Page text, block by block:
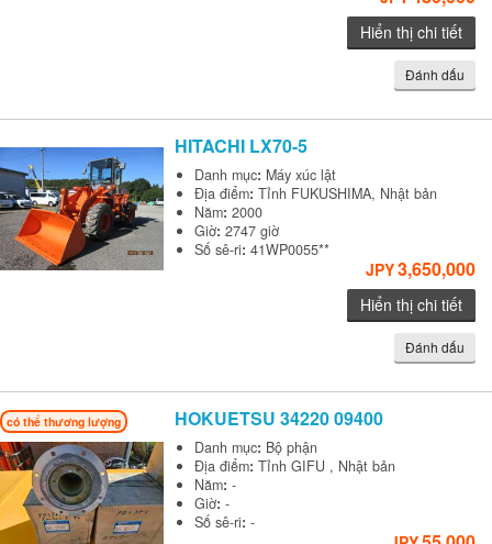
Hiển thị chi tiết
Đánh dấu
HITACHI LX70-5
Danh mục: Máy xúc lật
Địa điểm:Tỉnh FUKUSHIMA, Nhật bản
Năm:2000
Giờ:2747 giờ
Số sê-ri:41WP0055**
JPY3,650,000
Hiển thị chi tiết
Đánh dấu
có thể thương lượng HOKUETSU34220 09400
Danh mục: Bộ phận
Địa điểm:Tỉnh GIFU , Nhật bản
Năm:-
Giờ:-
Số sê-ri:-